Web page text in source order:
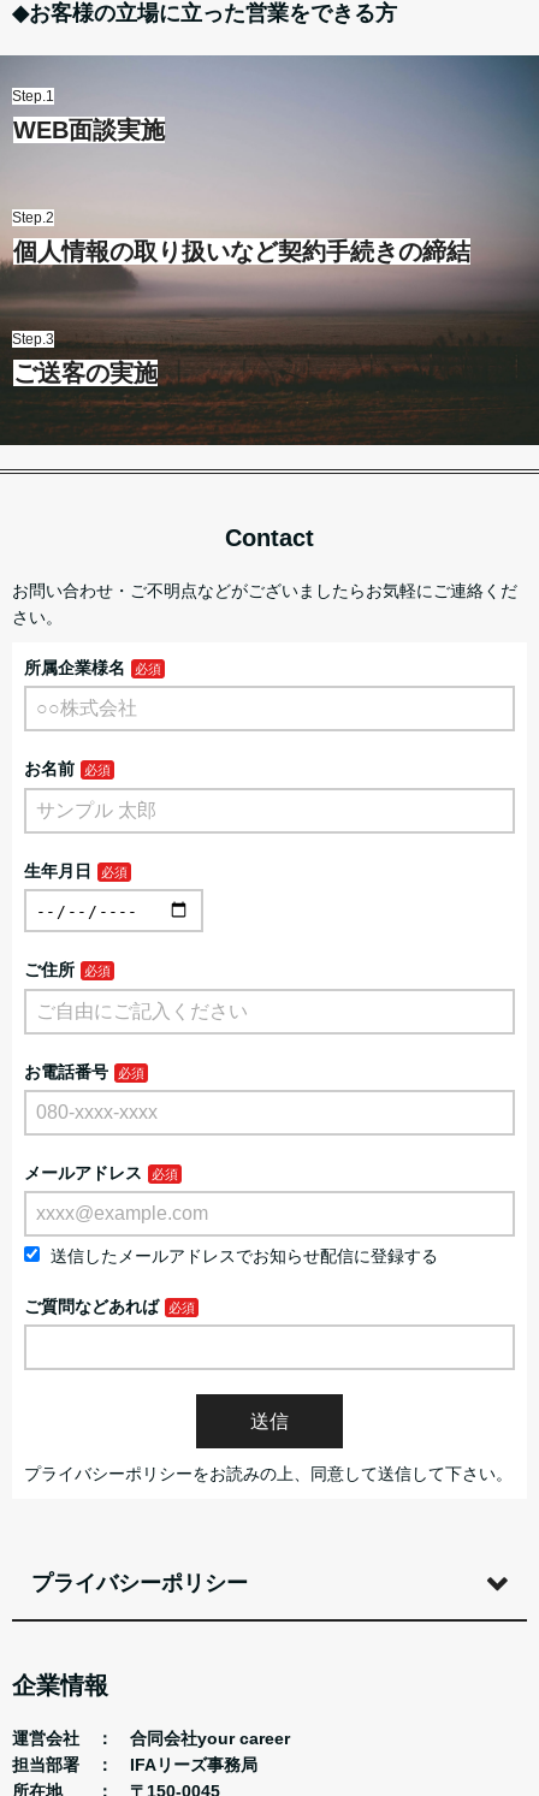
◆お客様の立場に立った営業をできる方
Step.1
WEB面談実施
Step.2
個人情報の取り扱いなど契約手続きの締結
Step.3
ご送客の実施
Contact
お問い合わせ・ご不明点などがございましたらお気軽にご連絡くだ
さい。
所属企業様名
お名前
生年月日
ご住所
お電話番号
メールアドレス
送信したメールアドレスでお知らせ配信に登録する
ご質問などあれば
送信
プライバシーポリシーをお読みの上、同意して送信して下さい。
プライバシーポリシー
企業情報
運営会社 ： 合同会社your career
担当部署 ： IFAリーズ事務局
所在地 ： 〒150-0045